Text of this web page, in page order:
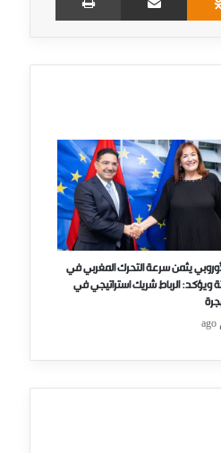
يثمن سرعة التحرك المغربي في
ويؤكد: الرباط شريك استراتيجي في